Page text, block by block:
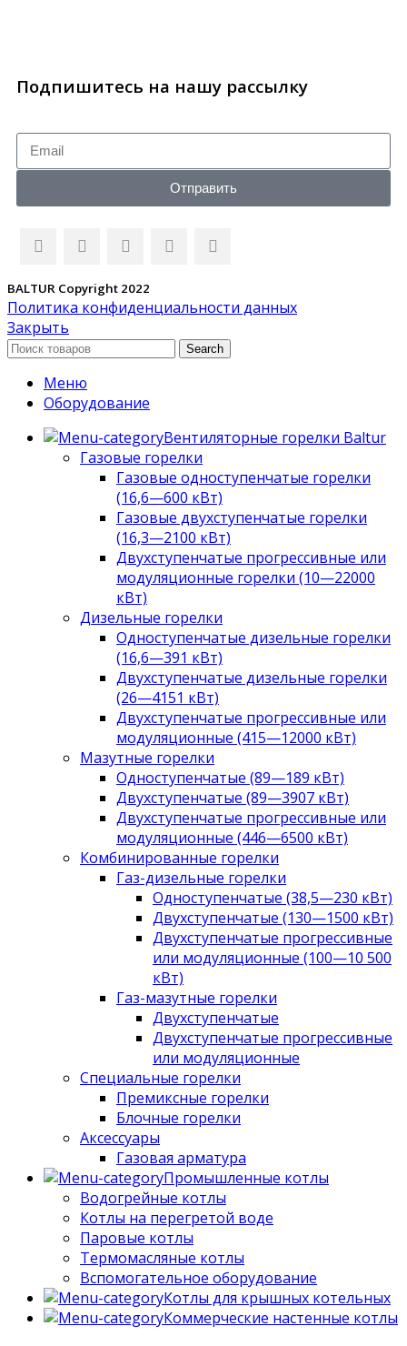
Подпишитесь на нашу рассылку
Отправить
BALTUR Copyright 2022
Политика конфиденциальности данных
Закрыть
Search
Меню
Оборудование
Вентиляторные горелки Baltur
Газовые горелки
Газовые одноступенчатые горелки
(16,6—600 кВт)
Газовые двухступенчатые горелки
(16,3—2100 кВт)
Двухступенчатые прогрессивные или
модуляционные горелки (10—22000
кВт)
Дизельные горелки
Одноступенчатые дизельные горелки
(16,6—391 кВт)
Двухступенчатые дизельные горелки
(26—4151 кВт)
Двухступенчатые прогрессивные или
модуляционные (415—12000 кВт)
Мазутные горелки
Одноступенчатые (89—189 кВт)
Двухступенчатые (89—3907 кВт)
Двухступенчатые прогрессивные или
модуляционные (446—6500 кВт)
Комбинированные горелки
Газ-дизельные горелки
Одноступенчатые (38,5—230 кВт)
Двухступенчатые (130—1500 кВт)
Двухступенчатые прогрессивные
или модуляционные (100—10 500
кВт)
Газ-мазутные горелки
Двухступенчатые
Двухступенчатые прогрессивные
или модуляционные
Специальные горелки
Премиксные горелки
Блочные горелки
Аксессуары
Газовая арматура
Промышленные котлы
Водогрейные котлы
Котлы на перегретой воде
Паровые котлы
Термомасляные котлы
Вспомогательное оборудование
Котлы для крышных котельных
Коммерческие настенные котлы